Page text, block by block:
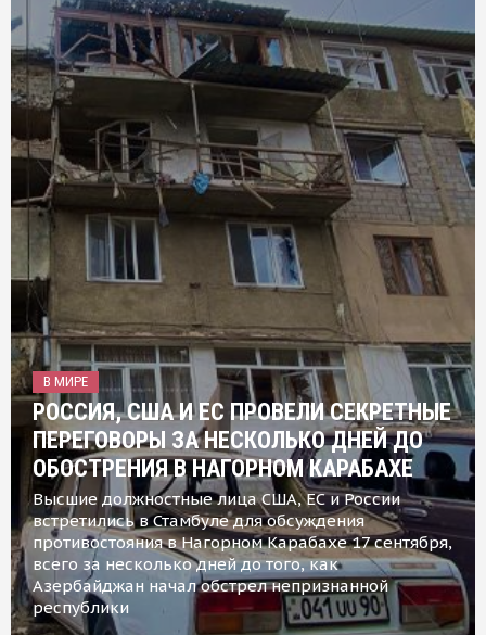
В МИРЕ
РОССИЯ, США И ЕС ПРОВЕЛИ СЕКРЕТНЫЕ
ПЕРЕГОВОРЫ ЗА НЕСКОЛЬКО ДНЕЙ ДО
ОБОСТРЕНИЯ В НАГОРНОМ КАРАБАХЕ
Высшие должностные лица США, ЕС и России
встретились в Стамбуле для обсуждения
противостояния в Нагорном Карабахе 17 сентября,
всего за несколько дней до того, как
Азербайджан начал обстрел непризнанной
республики